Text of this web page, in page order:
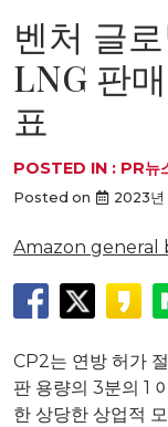
벤처 글
LNG 판
표
POSTED IN : PR뉴
Posted on 2023년
Amazon general
CP2는 연방 허가
판 용량의 3분의 1
한 상당한 상업적